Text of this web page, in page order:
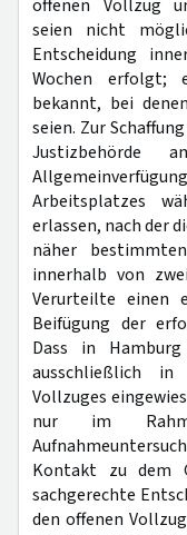
offenen Vollzug
seien nicht
Entscheidung
Wochen erfolgt;
bekannt, bei
seien. Zur
Arbeitsplatzes
erlassen, nach der
näher
innerhalb von
Verurteilte einen
Beifügung der
Dass in
ausschließlich in
Vollzuges
nur im
Kontakt zu dem
sachgerechte
den offenen